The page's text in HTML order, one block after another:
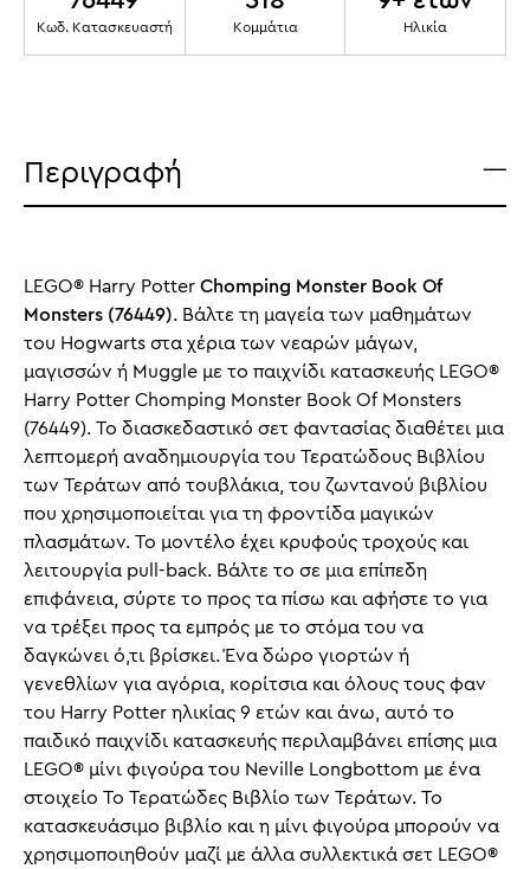
Κωδ. Κατασκευαστή Κομμάτια Ηλικία
Περιγραφή
LEGO® Harry Potter Chomping Monster Book Of
Monsters (76449). Βάλτε τη μαγεία των μαθημάτων
του Hogwarts στα χέρια των νεαρών μάγων,
μαγισσών ή Muggle με το παιχνίδι κατασκευής LEGO®
Harry Potter Chomping Monster Book Of Monsters
(76449). Το διασκεδαστικό σετ φαντασίας διαθέτει μια
λεπτομερή αναδημιουργία του Τερατώδους Βιβλίου
των Τεράτων από τουβλάκια, του ζωντανού βιβλίου
που χρησιμοποιείται για τη φροντίδα μαγικών
πλασμάτων. Το μοντέλο έχει κρυφούς τροχούς και
λειτουργία pull-back. Βάλτε το σε μια επίπεδη
επιφάνεια, σύρτε το προς τα πίσω και αφήστε το για
να τρέξει προς τα εμπρός με το στόμα του να
δαγκώνει ό,τι βρίσκει. Ένα δώρο γιορτών ή
γενεθλίων για αγόρια, κορίτσια και όλους τους φαν
του Harry Potter ηλικίας 9 ετών και άνω, αυτό το
παιδικό παιχνίδι κατασκευής περιλαμβάνει επίσης μια
LEGO® μίνι φιγούρα του Neville Longbottom με ένα
στοιχείο Το Τερατώδες Βιβλίο των Τεράτων. Το
κατασκευάσιμο βιβλίο και η μίνι φιγούρα μπορούν να
χρησιμοποιηθούν μαζί με άλλα συλλεκτικά σετ LEGO®